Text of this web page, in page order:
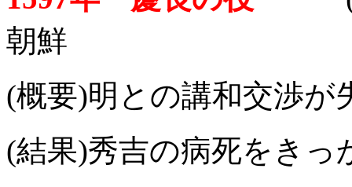
朝鮮
(概要)明との講和交渉が
(結果)秀吉の病死をきっ